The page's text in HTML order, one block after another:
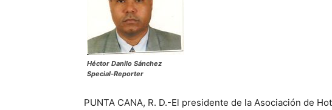
Héctor Danilo Sánchez
Special-Reporter
PUNTA CANA, R. D.-El presidente de la Asociación de